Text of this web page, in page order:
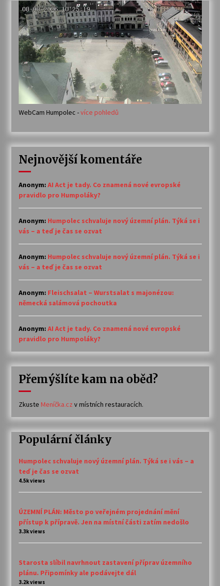
WebCam Humpolec -více pohledů
Nejnovější komentáře
Anonym: AI Act je tady. Co znamená nové evropské
pravidlo pro Humpoláky?
Anonym: Humpolec schvaluje nový územní plán. Týká se i
vás – a teď je čas se ozvat
Anonym: Humpolec schvaluje nový územní plán. Týká se i
vás – a teď je čas se ozvat
Anonym: Fleischsalat – Wurstsalat s majonézou:
německá salámová pochoutka
Anonym: AI Act je tady. Co znamená nové evropské
pravidlo pro Humpoláky?
Přemýšlíte kam na oběd?
Zkuste Meníčka.cz v místních restauracích.
Populární články
Humpolec schvaluje nový územní plán. Týká se i vás – a
teď je čas se ozvat
4.5k views
ÚZEMNÍ PLÁN: Město po veřejném projednání mění
přístup k přípravě. Jen na místní části zatím nedošlo
3.3k views
Starosta slíbil navrhnout zastavení příprav územního
plánu. Připomínky ale podávejte dál
3.2k views